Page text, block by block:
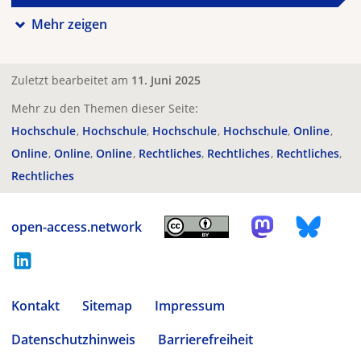
Mehr zeigen
Zuletzt bearbeitet am 11. Juni 2025
Mehr zu den Themen dieser Seite:
Hochschule Hochschule Hochschule Hochschule Online
Online Online Online Rechtliches Rechtliches Rechtliches
Rechtliches
open-access.network
Kontakt Sitemap
Impressum
Datenschutzhinweis
Barrierefreiheit